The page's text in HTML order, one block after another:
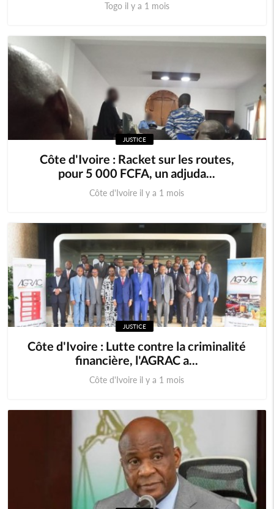
Togo il y a 1 mois
JUSTICE
Côte d'Ivoire : Racket sur les routes,
pour 5 000 FCFA, un adjuda...
Côte d'Ivoire il y a 1 mois
JUSTICE
Côte d'Ivoire : Lutte contre la criminalité
financière, l'AGRAC a...
Côte d'Ivoire il y a 1 mois